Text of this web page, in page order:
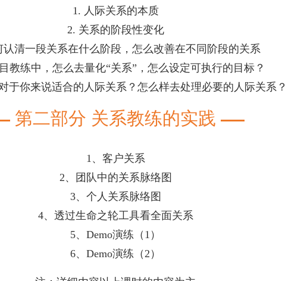
1. 人际关系的本质
2. 关系的阶段性变化
认清一段关系在什么阶段，怎么改善在不同阶段的关系
教练中，怎么去量化“关系”，怎么设定可执行的目标？
于你来说适合的人际关系？怎么样去处理必要的人际关系？
第二部分 关系教练的实践
1、客户关系
2、团队中的关系脉络图
3、个人关系脉络图
4、透过生命之轮工具看全面关系
5、Demo演练（1）
6、Demo演练（2）